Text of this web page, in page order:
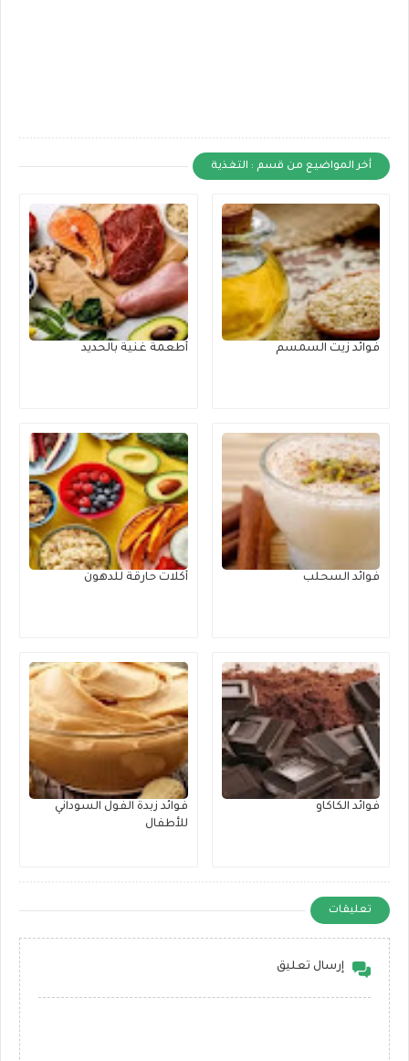
أخر المواضيع من قسم : التغذية
فوائد زيت السمسم أطعمة غنية بالحديد
فوائد السحلب أكلات حارقة للدهون
فوائد الكاكاو
فوائد زبدة الفول السوداني
للأطفال
تعليقات
إرسال تعليق